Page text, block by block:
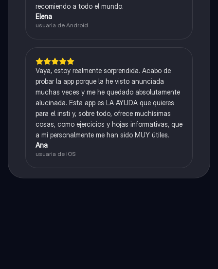
recomiendo a todo el mundo.
Elena
usuaria de Android
Vaya, estoy realmente sorprendida. Acabo de
probar la app porque la he visto anunciada
muchas veces y me he quedado absolutamente
alucinada. Esta app es LA AYUDA que quieres
para el insti y, sobre todo, ofrece muchísimas
cosas, como ejercicios y hojas informativas, que
a mí personalmente me han sido MUY útiles.
Ana
usuaria de iOS